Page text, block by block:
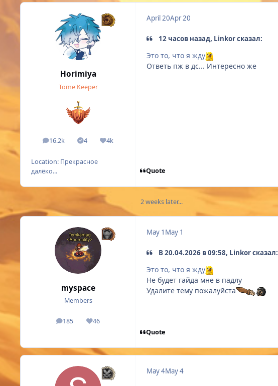
Horimiya
Tome Keeper
16.2k
posts 4
Solutions4k
Reputation
Location: Прекрасное
далёко...
April 20Apr 20
12 часов назад, Linkor сказал:
Это то, что я жду
Ответь пж в дс... Интересно же
Quote
2 weeks later...
myspace
Members
185
posts 46
Reputation
May 1 May 1
В 20.04.2026 в 09:58, Linkor сказал:
Это то, что я жду
Не будет гайда мне в падлу
Удалите тему пожалуйста
Quote
May 4May 4